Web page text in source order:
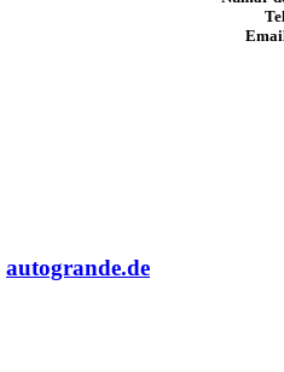
autogrande.de